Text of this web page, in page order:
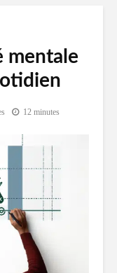
mentale
12 minutes